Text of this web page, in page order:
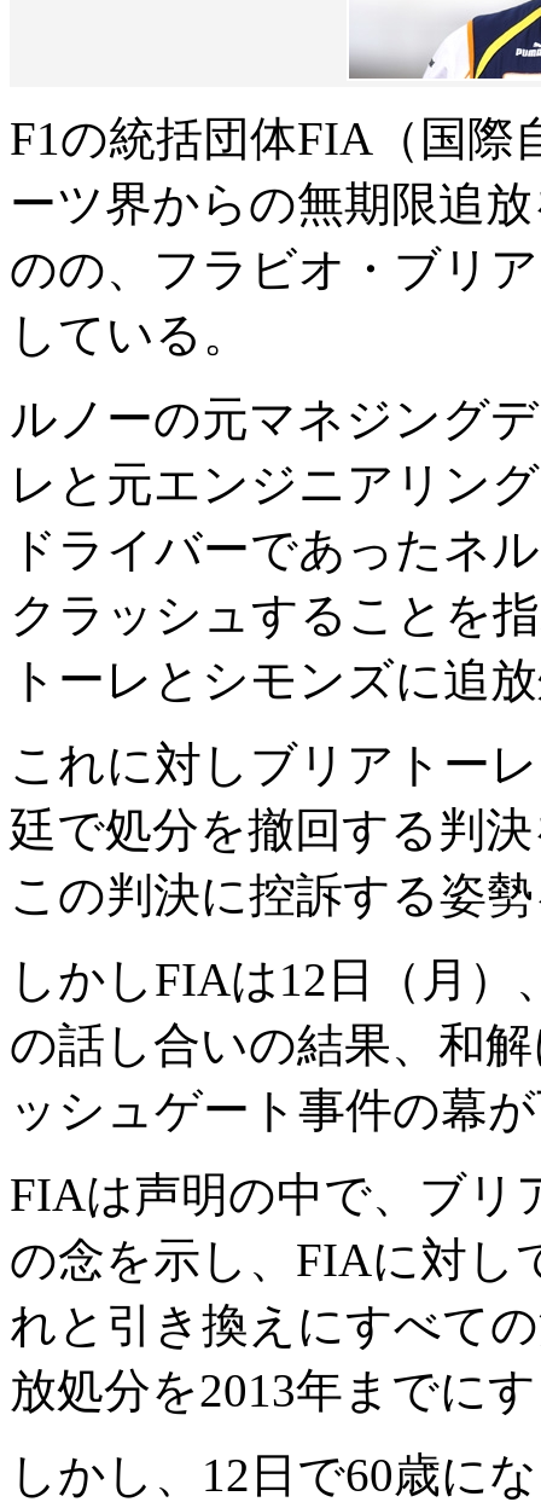
F1の統括団体FIA（国際
ーツ界からの無期限追
のの、フラビオ・ブリ
している。
ルノーの元マネジング
レと元エンジニアリン
ドライバーであったネ
クラッシュすることを
トーレとシモンズに追
これに対しブリアトー
廷で処分を撤回する判
この判決に控訴する姿
しかしFIAは12日（月
の話し合いの結果、和
ッシュゲート事件の幕
FIAは声明の中で、ブリ
の念を示し、FIAに対し
れと引き換えにすべて
放処分を2013年までに
しかし、12日で60歳に